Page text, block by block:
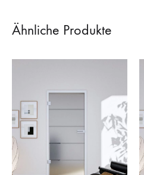
Ähnliche Produkte